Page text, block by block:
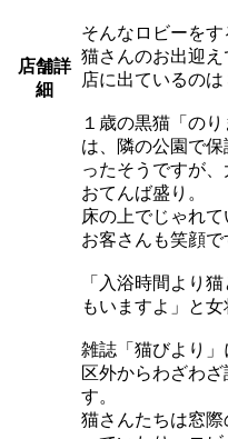
店舗詳
細
そんなロビーをす
猫さんのお出迎
店に出ているのは
１歳の黒猫「の
は、隣の公園で
ったそうですが
おてんば盛り。
床の上でじゃれ
お客さんも笑顔で
「入浴時間より
もいますよ」と女
雑誌「猫びより
区外からわざわ
す。
猫さんたちは窓